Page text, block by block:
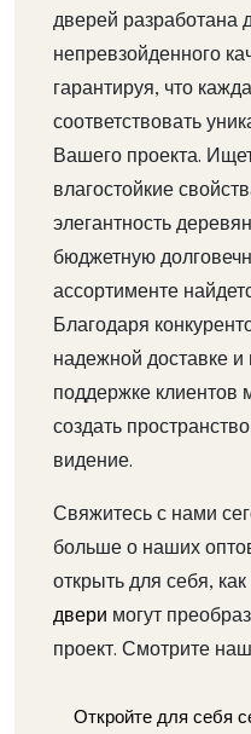
дверей разработана
непревзойденного
гарантируя, что
соответствовать
Вашего проекта.
влагостойкие
элегантность
бюджетную
ассортименте
Благодаря
надежной доставке и
поддержке
создать
видение.
Свяжитесь с нами
больше о наших
открыть для себя,
двери могут
проект. Смотрите
Откройте для себя